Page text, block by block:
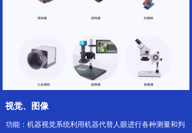
视觉、图像
功能：机器视觉系统利⽤机器代替⼈眼进⾏各种测量和判